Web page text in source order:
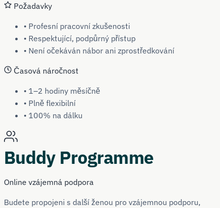
Požadavky
• Profesní pracovní zkušenosti
• Respektující, podpůrný přístup
• Není očekáván nábor ani zprostředkování
Časová náročnost
• 1–2 hodiny měsíčně
• Plně flexibilní
• 100% na dálku
Buddy Programme
Online vzájemná podpora
Budete propojeni s další ženou pro vzájemnou podporu,